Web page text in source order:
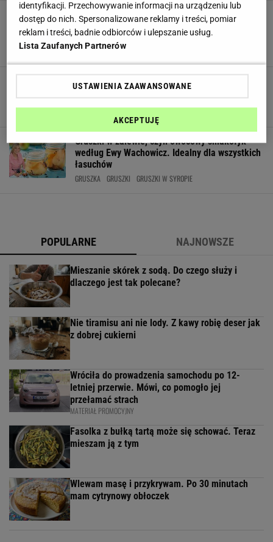
Gruszki w zalewie słodko-kwaśnej. Pyszny
smak lata, którym możesz się rozkoszować
ponurą jesienią i zimą
GRUSZKA GRUSZKI
Babciny przepis na gruszki w occie. Smak lata
zamknięty w słoiku
GRUSZKI GRUSZKI W ZALEWIE PRZETWORY
Gruszki w zalewie, czyli owocowy smakołyk
według Ewy Wachowicz. Idealny dla wszystkich
łasuchów
GRUSZKA GRUSZKI GRUSZKI W SYROPIE
POPULARNE NAJNOWSZE
Mieszanie skórek z sodą. Do czego służy i
dlaczego jest tak polecane?
Nie tiramisu ani nie lody. Z kawy robię deser jak
z dobrej cukierni
Wróciła do prowadzenia samochodu po 12-
letniej przerwie. Mówi, co pomogło jej
przełamać strach
MATERIAŁ PROMOCYJNY
Fasolka z bułką tartą może się schować. Teraz
mieszam ją z tym
Wlewam masę i przykrywam. Po 30 minutach
mam cytrynowy obłoczek
identyfikacji. Przechowywanie informacji na urządzeniu lub
dostęp do nich. Spersonalizowane reklamy i treści, pomiar
reklam i treści, badnie odbiorców i ulepszanie usług.
Lista Zaufanych Partnerów
USTAWIENIA ZAAWANSOWANE
AKCEPTUJĘ